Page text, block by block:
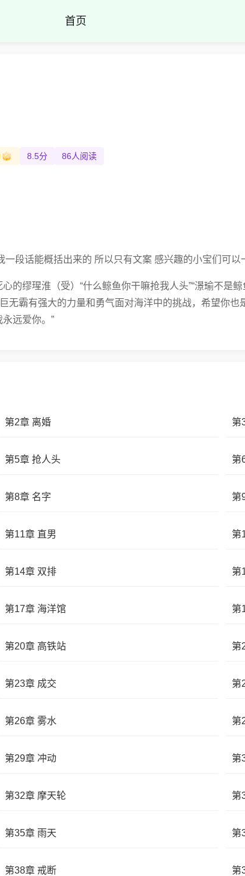
首页
8.5分 86人阅读
一段话能概括出来的 所以只有文案 感兴趣的小宝们可以
的缪瑆淮（受）“什么鲸鱼你干嘛抢我人头”“澋瑜不是鲸
无霸有强大的力量和勇气面对海洋中的挑战，希望你也
远爱你。”
第2章 离婚 第
第5章 抢人头 第
第8章 名字 第
第11章 直男 第
第14章 双排 第
第17章 海洋馆 第
第20章 高铁站 第
第23章 成交 第
第26章 雾水 第
第29章 冲动 第
第32章 摩天轮 第
第35章 雨天 第
第38章 戒断 第